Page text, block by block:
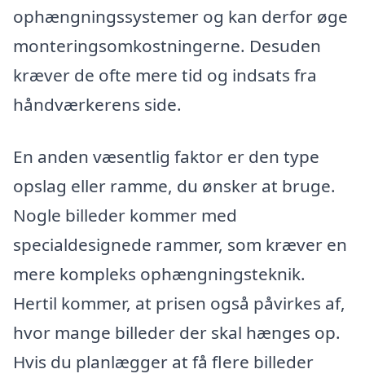
ophængningssystemer og kan derfor øge
monteringsomkostningerne. Desuden
kræver de ofte mere tid og indsats fra
håndværkerens side.
En anden væsentlig faktor er den type
opslag eller ramme, du ønsker at bruge.
Nogle billeder kommer med
specialdesignede rammer, som kræver en
mere kompleks ophængningsteknik.
Hertil kommer, at prisen også påvirkes af,
hvor mange billeder der skal hænges op.
Hvis du planlægger at få flere billeder